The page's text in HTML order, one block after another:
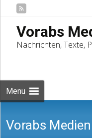
Vorabs
Nachrichten, Texte,
Menu
Vorabs